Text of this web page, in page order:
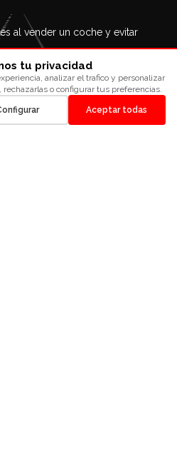
al vender un coche y evitar
mano: guía y consejos
tu privacidad
analizar el trafico y personalizar
o configurar tus preferencias.
Aceptar todas